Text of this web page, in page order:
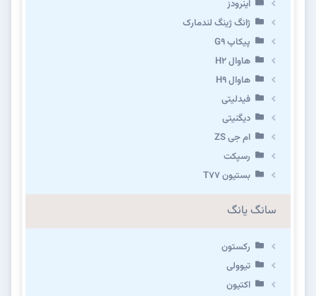
اینرودز
ژانگ ژینگ لندمارک
پیکاپ G۹
هاوال H۲
هاوال H۹
فیدلیتی
دیگنیتی
ام جی ZS
رسپکت
بستیون T۷۷
سانگ یانگ
رکستون
تیوولی
اکتیون